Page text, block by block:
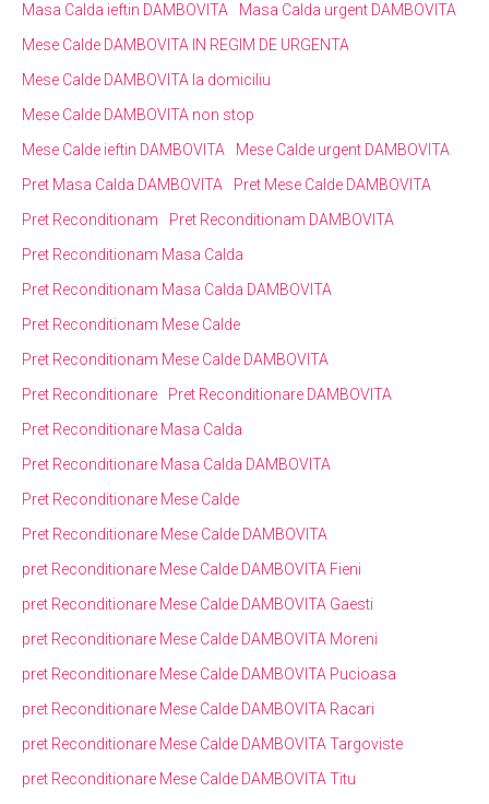
Masa Calda ieftin DAMBOVITA
Masa Calda urgent DAMBOVITA
Mese Calde DAMBOVITA IN REGIM DE URGENTA
Mese Calde DAMBOVITA la domiciliu
Mese Calde DAMBOVITA non stop
Mese Calde ieftin DAMBOVITA
Mese Calde urgent DAMBOVITA
Pret Masa Calda DAMBOVITA
Pret Mese Calde DAMBOVITA
Pret Reconditionam
Pret Reconditionam DAMBOVITA
Pret Reconditionam Masa Calda
Pret Reconditionam Masa Calda DAMBOVITA
Pret Reconditionam Mese Calde
Pret Reconditionam Mese Calde DAMBOVITA
Pret Reconditionare
Pret Reconditionare DAMBOVITA
Pret Reconditionare Masa Calda
Pret Reconditionare Masa Calda DAMBOVITA
Pret Reconditionare Mese Calde
Pret Reconditionare Mese Calde DAMBOVITA
pret Reconditionare Mese Calde DAMBOVITA Fieni
pret Reconditionare Mese Calde DAMBOVITA Gaesti
pret Reconditionare Mese Calde DAMBOVITA Moreni
pret Reconditionare Mese Calde DAMBOVITA Pucioasa
pret Reconditionare Mese Calde DAMBOVITA Racari
pret Reconditionare Mese Calde DAMBOVITA Targoviste
pret Reconditionare Mese Calde DAMBOVITA Titu